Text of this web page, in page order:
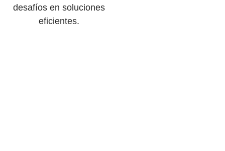
desafíos en soluciones
eficientes.